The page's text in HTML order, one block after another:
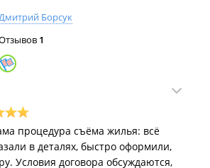
Борсук
1
процедура съёма жилья: всё
в деталях, быстро оформили,
Условия договора обсуждаются,